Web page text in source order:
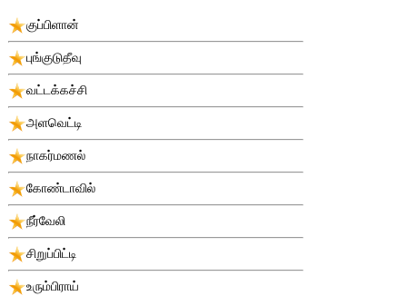
குப்பிளான்
புங்குடுதீவு
வட்டக்கச்சி
அளவெட்டி
நாகர்மணல்
கோண்டாவில்
நீர்வேலி
சிறுப்பிட்டி
உரும்பிராய்